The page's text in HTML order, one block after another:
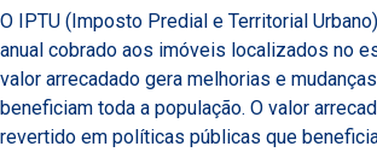
O IPTU (Imposto Predial e Territorial
anual cobrado aos imóveis localizados no
valor arrecadado gera melhorias e
beneficiam toda a população. O valor
revertido em políticas públicas que